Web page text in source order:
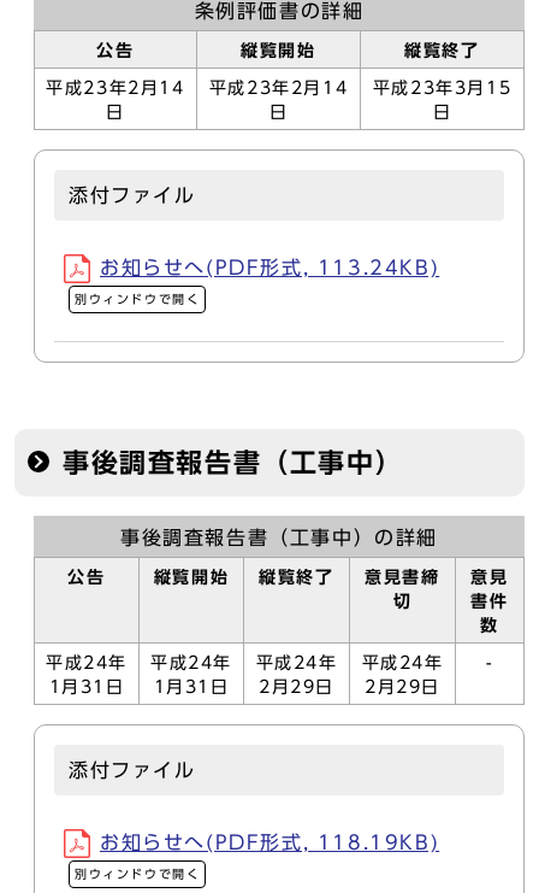
条例評価書の詳細
公告 縦覧開始 縦覧終了
平成23年2月14
日
平成23年2月14
日
平成23年3月15
日
添付ファイル
お知らせへ(PDF形式, 113.24KB)
別ウィンドウで開く
事後調査報告書（工事中）
事後調査報告書（工事中）の詳細
公告 縦覧開始 縦覧終了
意見書締
切
意見
書件
数
平成24年
1月31日
平成24年
1月31日
平成24年
2月29日
平成24年
2月29日
-
添付ファイル
お知らせへ(PDF形式, 118.19KB)
別ウィンドウで開く